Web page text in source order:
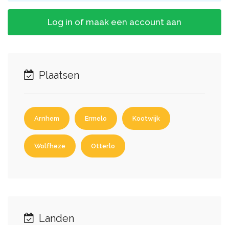
Log in of maak een account aan
Plaatsen
Arnhem Ermelo Kootwijk
Wolfheze Otterlo
Landen